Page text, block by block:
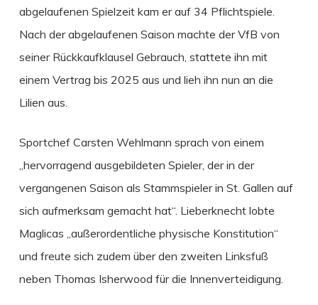
abgelaufenen Spielzeit kam er auf 34 Pflichtspiele.
Nach der abgelaufenen Saison machte der VfB von
seiner Rückkaufklausel Gebrauch, stattete ihn mit
einem Vertrag bis 2025 aus und lieh ihn nun an die
Lilien aus.
Sportchef Carsten Wehlmann sprach von einem
„hervorragend ausgebildeten Spieler, der in der
vergangenen Saison als Stammspieler in St. Gallen auf
sich aufmerksam gemacht hat“. Lieberknecht lobte
Maglicas „außerordentliche physische Konstitution“
und freute sich zudem über den zweiten Linksfuß
neben Thomas Isherwood für die Innenverteidigung.